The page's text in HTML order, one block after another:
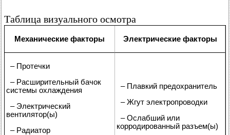
Таблица визуального осмотра
Механические факторы Электрические факторы
– Протечки
– Расширительный бачок
системы охлаждения
– Электрический
вентилятор(ы)
– Радиатор
– Плавкий предохранитель
– Жгут электропроводки
– Ослабший или
корродированный разъем(ы)